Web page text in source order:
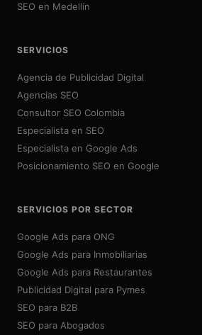
SEO en Medellín
SERVICIOS
Agencia de Publicidad Digital
Agencias SEO
Consultor SEO Colombia
Especialista en SEO
Especialista en Google Ads
Posicionamiento SEO en Google
SERVICIOS POR SECTOR
Google Ads para ONG
Google Ads para Inmobiliarias
Google Ads para Restaurantes
Publicidad Digital para Pymes
SEO para B2B
SEO para Abogados